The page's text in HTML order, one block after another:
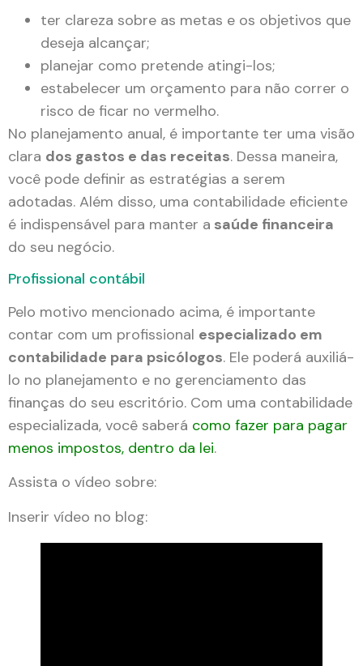
ter clareza sobre as metas e os objetivos que
deseja alcançar;
planejar como pretende atingi-los;
estabelecer um orçamento para não correr o
risco de ficar no vermelho.
No planejamento anual, é importante ter uma visão
clara dos gastos e das receitas. Dessa maneira,
você pode definir as estratégias a serem
adotadas. Além disso, uma contabilidade eficiente
é indispensável para manter a saúde financeira
do seu negócio.
Profissional contábil
Pelo motivo mencionado acima, é importante
contar com um profissional especializado em
contabilidade para psicólogos. Ele poderá auxiliá-
lo no planejamento e no gerenciamento das
finanças do seu escritório. Com uma contabilidade
especializada, você saberá como fazer para pagar
menos impostos, dentro da lei.
Assista o vídeo sobre:
Inserir vídeo no blog: